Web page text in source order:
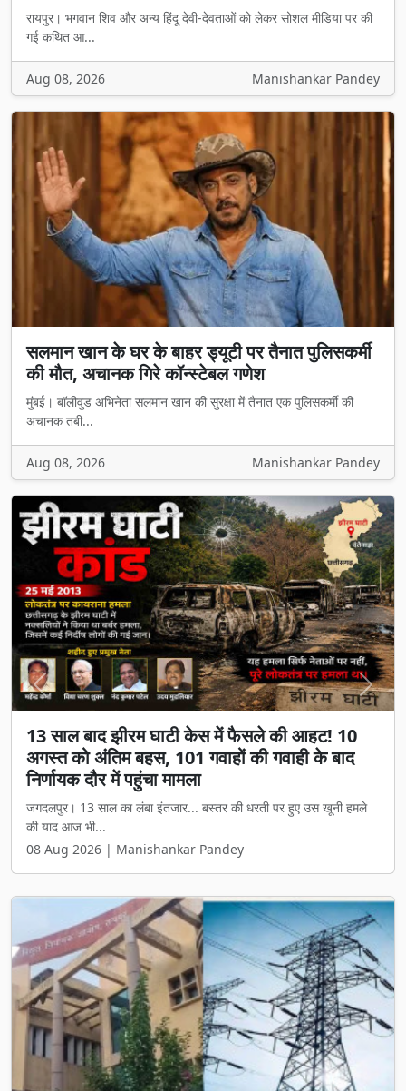
रायपुर। भगवान शिव और अन्य हिंदू देवी-देवताओं को लेकर सोशल मीडिया पर की
गई कथित आ...
Aug 08, 2026 Manishankar Pandey
सलमान खान के घर के बाहर ड्यूटी पर तैनात पुलिसकर्मी
की मौत, अचानक गिरे कॉन्स्टेबल गणेश
मुंबई। बॉलीवुड अभिनेता सलमान खान की सुरक्षा में तैनात एक पुलिसकर्मी की
अचानक तबी...
Aug 08, 2026 Manishankar Pandey
13 साल बाद झीरम घाटी केस में फैसले की आहट! 10
अगस्त को अंतिम बहस, 101 गवाहों की गवाही के बाद
निर्णायक दौर में पहुंचा मामला
जगदलपुर। 13 साल का लंबा इंतजार... बस्तर की धरती पर हुए उस खूनी हमले
की याद आज भी...
08 Aug 2026 | Manishankar Pandey
Previous Next